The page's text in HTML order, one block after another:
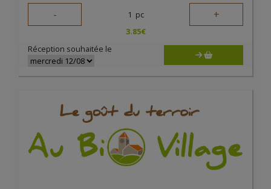
- 1 pc +
3.85€
Réception souhaitée le